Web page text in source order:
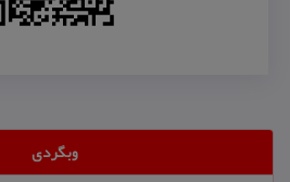
وبگردی